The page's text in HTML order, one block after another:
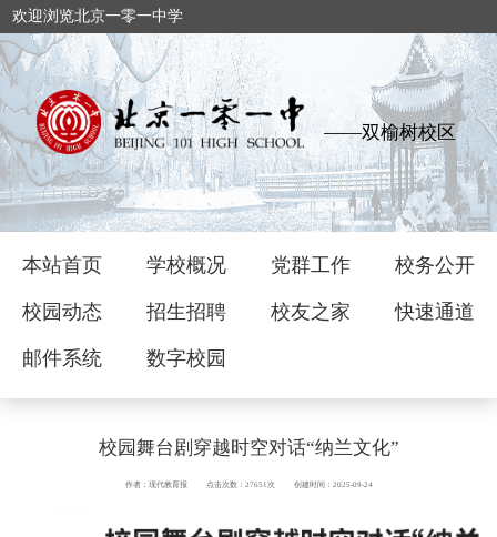
欢迎浏览北京一零一中学
——双榆树校区
本站首页 学校概况 党群工作 校务公开
校园动态 招生招聘 校友之家 快速通道
邮件系统 数字校园
校园舞台剧穿越时空对话“纳兰文化”
作者：现代教育报 点击次数：27651次 创建时间：2025-09-24